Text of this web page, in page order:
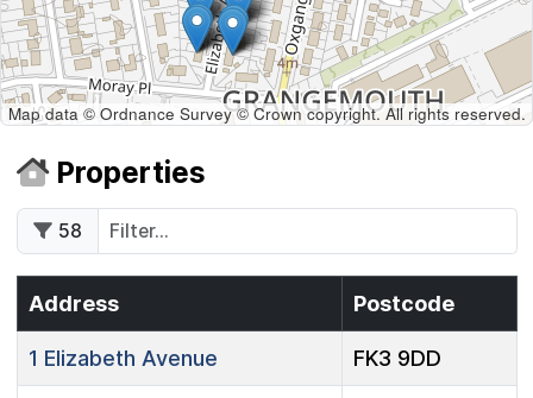
Map data © Ordnance Survey © Crown copyright. All rights reserved.
Properties
58
Address Postcode
1 Elizabeth Avenue FK3 9DD